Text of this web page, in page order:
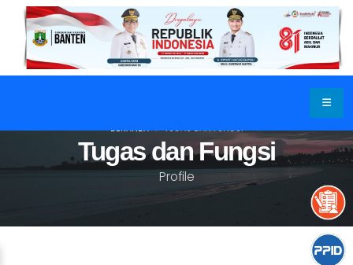
Tugas dan Fungsi
Profile
BERANDA TUGAS DAN FUNGSI